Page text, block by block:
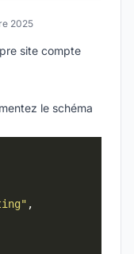
2025
site compte
le schéma